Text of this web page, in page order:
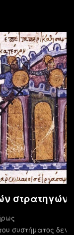
στρατηγών
συστήματος δεν